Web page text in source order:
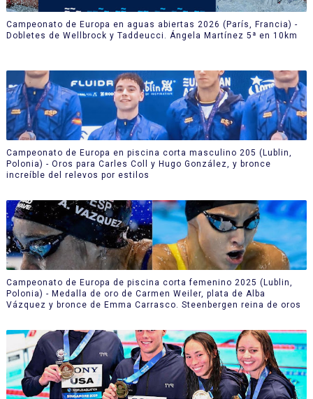
Campeonato de Europa en aguas abiertas 2026 (París, Francia) -
Dobletes de Wellbrock y Taddeucci. Ángela Martínez 5ª en 10km
Campeonato de Europa en piscina corta masculino 205 (Lublin,
Polonia) - Oros para Carles Coll y Hugo González, y bronce
increíble del relevos por estilos
Campeonato de Europa de piscina corta femenino 2025 (Lublin,
Polonia) - Medalla de oro de Carmen Weiler, plata de Alba
Vázquez y bronce de Emma Carrasco. Steenbergen reina de oros